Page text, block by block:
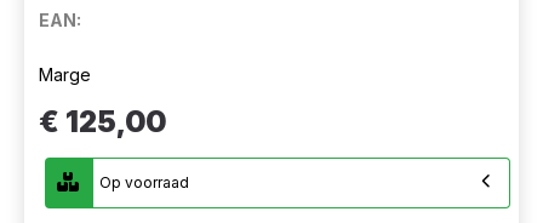
EAN:
Marge
€ 125,00
Op voorraad